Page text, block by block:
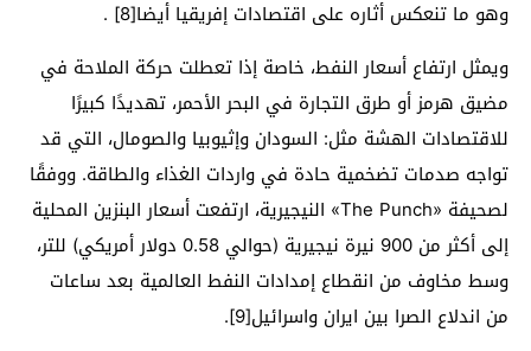
وهو ما تنعكس أثاره على اقتصادات إفريقيا أيضا[8] .
ويمثل ارتفاع أسعار النفط، خاصة إذا تعطلت حركة الملاحة في
مضيق هرمز أو طرق التجارة في البحر الأحمر، تهديدًا كبيرًا
للاقتصادات الهشة مثل: السودان وإثيوبيا والصومال، التي قد
تواجه صدمات تضخمية حادة في واردات الغذاء والطاقة. ووفقًا
لصحيفة «The Punch» النيجيرية، ارتفعت أسعار البنزين المحلية
إلى أكثر من 900 نيرة نيجيرية (حوالي 0.58 دولار أمريكي) للتر،
وسط مخاوف من انقطاع إمدادات النفط العالمية بعد ساعات
من اندلاع الصرا بين ايران واسرائيل[9].